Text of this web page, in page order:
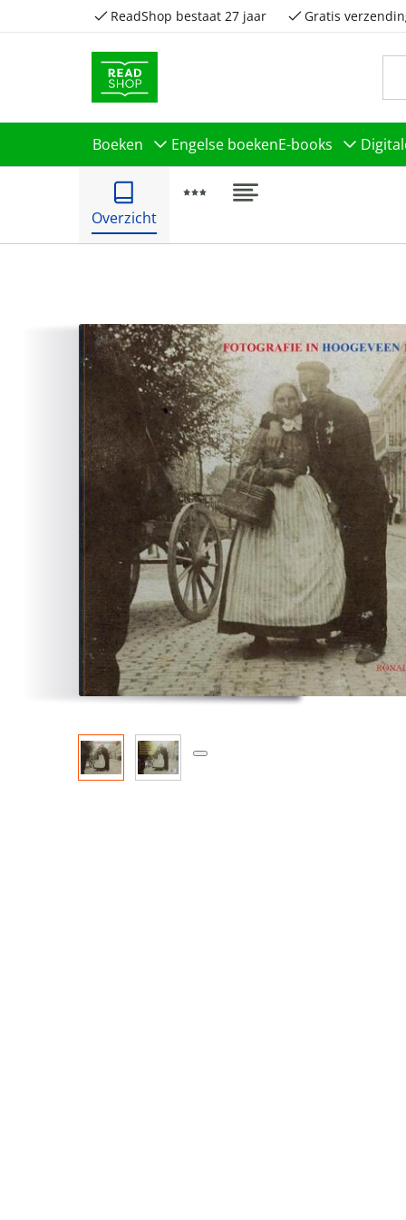
ReadShop bestaat 27 jaar Gratis
Boeken Engelse boekenE-books
Overzicht